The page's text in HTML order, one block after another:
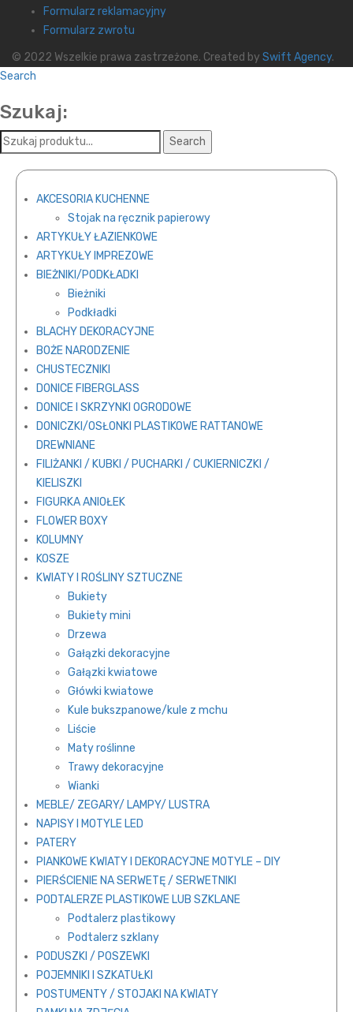
Formularz reklamacyjny
Formularz zwrotu
© 2022 Wszelkie prawa zastrzeżone. Created by Swift Agency.
Search
Szukaj:
AKCESORIA KUCHENNE
Stojak na ręcznik papierowy
ARTYKUŁY ŁAZIENKOWE
ARTYKUŁY IMPREZOWE
BIEŻNIKI/PODKŁADKI
Bieżniki
Podkładki
BLACHY DEKORACYJNE
BOŻE NARODZENIE
CHUSTECZNIKI
DONICE FIBERGLASS
DONICE I SKRZYNKI OGRODOWE
DONICZKI/OSŁONKI PLASTIKOWE RATTANOWE
DREWNIANE
FILIŻANKI / KUBKI / PUCHARKI / CUKIERNICZKI /
KIELISZKI
FIGURKA ANIOŁEK
FLOWER BOXY
KOLUMNY
KOSZE
KWIATY I ROŚLINY SZTUCZNE
Bukiety
Bukiety mini
Drzewa
Gałązki dekoracyjne
Gałązki kwiatowe
Główki kwiatowe
Kule bukszpanowe/kule z mchu
Liście
Maty roślinne
Trawy dekoracyjne
Wianki
MEBLE/ ZEGARY/ LAMPY/ LUSTRA
NAPISY I MOTYLE LED
PATERY
PIANKOWE KWIATY I DEKORACYJNE MOTYLE – DIY
PIERŚCIENIE NA SERWETĘ / SERWETNIKI
PODTALERZE PLASTIKOWE LUB SZKLANE
Podtalerz plastikowy
Podtalerz szklany
PODUSZKI / POSZEWKI
POJEMNIKI I SZKATUŁKI
POSTUMENTY / STOJAKI NA KWIATY